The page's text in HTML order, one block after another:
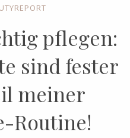
pflegen:
sind fester
meiner
Routine!